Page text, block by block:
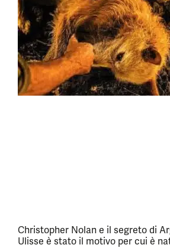
Christopher Nolan e il segreto di
Ulisse è stato il motivo per cui è